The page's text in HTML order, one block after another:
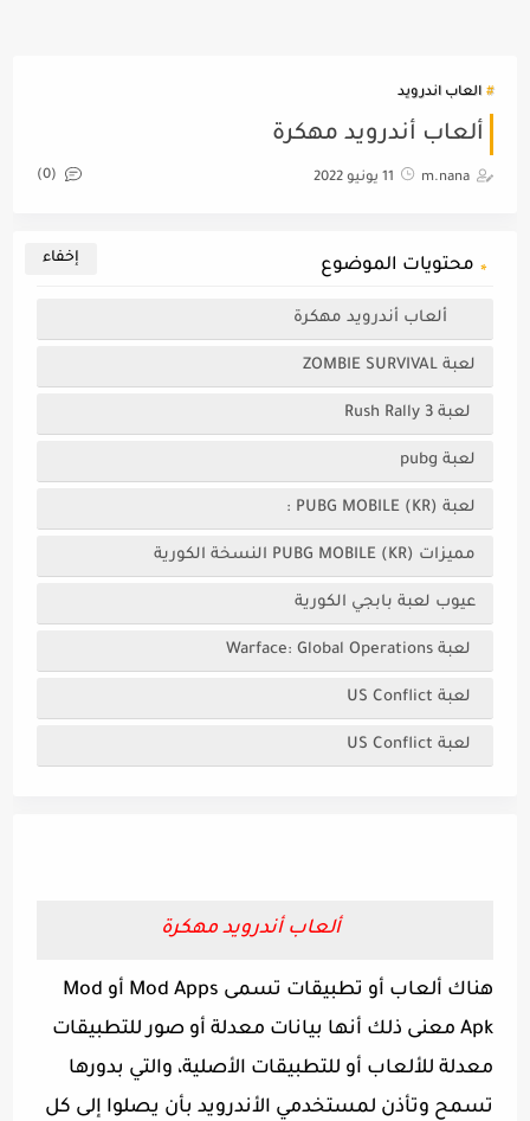
العاب اندرويد
ألعاب أندرويد مهكرة
m.nana 11 يونيو 2022 (0)
محتويات الموضوع
ألعاب أندرويد مهكرة
لعبة ZOMBIE SURVIVAL
لعبة Rush Rally 3
لعبة pubg
لعبة (PUBG MOBILE (KR :
مميزات (PUBG MOBILE (KR النسخة الكورية
عيوب لعبة بابجي الكورية
لعبة Warface: Global Operations
لعبة US Conflict
لعبة US Conflict
ألعاب أندرويد مهكرة
هناك ألعاب أو تطبيقات تسمى Mod Apps أو Mod
Apk معنى ذلك أنها بيانات معدلة أو صور للتطبيقات
معدلة للألعاب أو للتطبيقات الأصلية، والتي بدورها
تسمح وتأذن لمستخدمي الأندرويد بأن يصلوا إلى كل